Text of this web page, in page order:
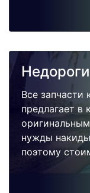
Все запчасти
предлагает в
нужды
поэтому